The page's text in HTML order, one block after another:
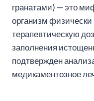
гранатами) — это
организм физически
терапевтическую
заполнения
подтвержден
медикаментозное